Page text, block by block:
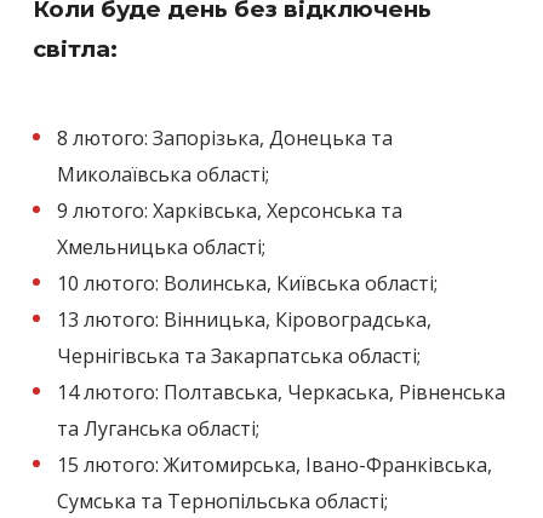
Коли буде день без відключень
світла:
8 лютого: Запорізька, Донецька та
Миколаївська області;
9 лютого: Харківська, Херсонська та
Хмельницька області;
10 лютого: Волинська, Київська області;
13 лютого: Вінницька, Кіровоградська,
Чернігівська та Закарпатська області;
14 лютого: Полтавська, Черкаська, Рівненська
та Луганська області;
15 лютого: Житомирська, Івано-Франківська,
Сумська та Тернопільська області;